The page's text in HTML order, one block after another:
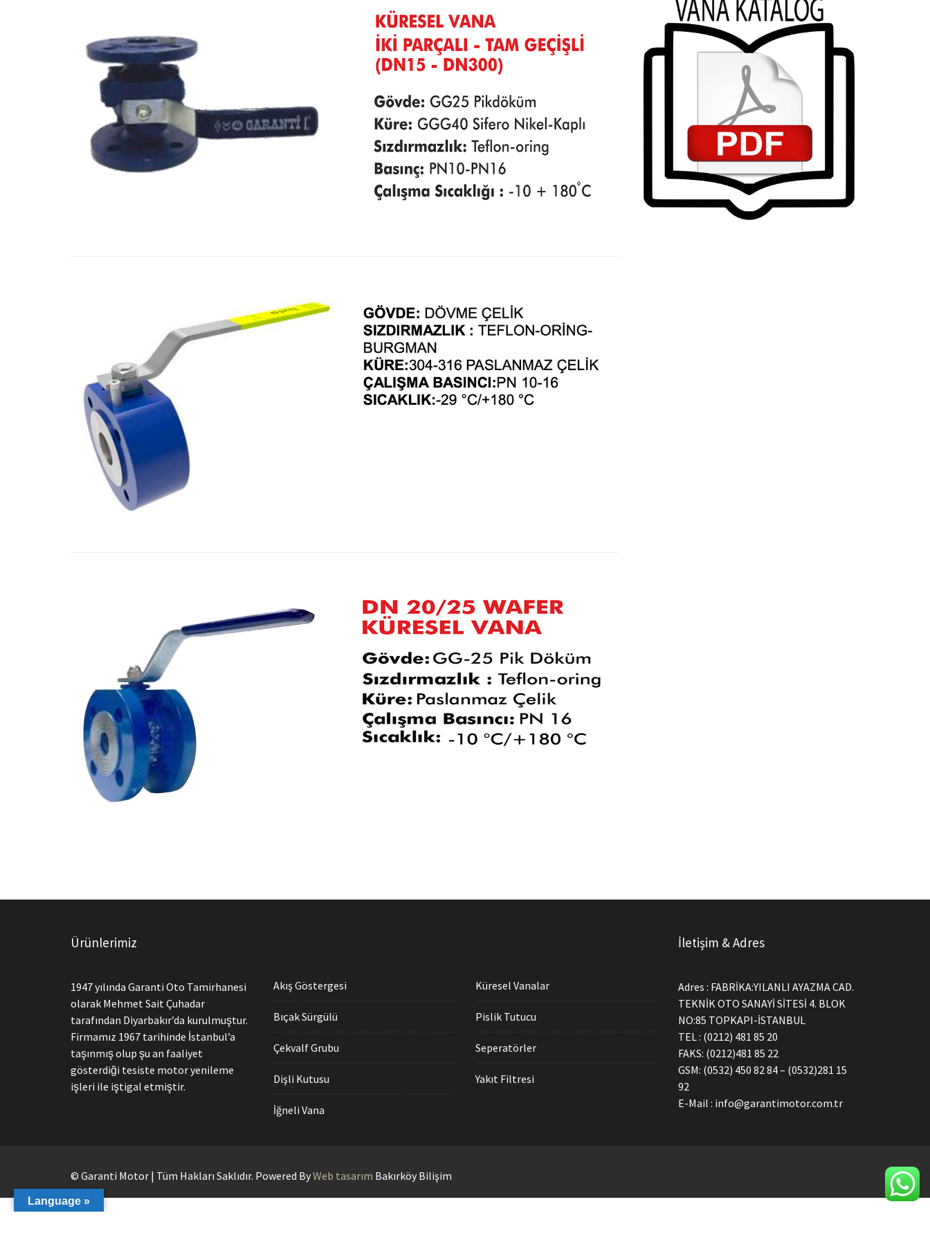
Ürünlerimiz
1947 yılında Garanti Oto Tamirhanesi
olarak Mehmet Sait Çuhadar
tarafından Diyarbakır’da kurulmuştur.
Firmamız 1967 tarihinde İstanbul’a
taşınmış olup şu an faaliyet
gösterdiği tesiste motor yenileme
işleri ile iştigal etmiştir.
Akış Göstergesi
Bıçak Sürgülü
Çekvalf Grubu
Dişli Kutusu
İğneli Vana
Küresel Vanalar
Pislik Tutucu
Seperatörler
Yakıt Filtresi
İletişim & Adres
Adres : FABRİKA:YILANLI AYAZMA CAD.
TEKNİK OTO SANAYİ SİTESİ 4. BLOK
NO:85 TOPKAPI-İSTANBUL
TEL : (0212) 481 85 20
FAKS: (0212)481 85 22
GSM: (0532) 450 82 84 – (0532)281 15
92
E-Mail : info@garantimotor.com.tr
© Garanti Motor | Tüm Hakları Saklıdır. Powered ByWeb tasarım Bakırköy Bilişim
Language »